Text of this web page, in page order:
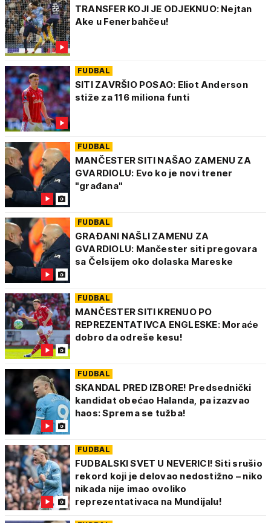
TRANSFER KOJI JE ODJEKNUO: Nejtan
Ake u Fenerbahčeu!
FUDBAL
SITI ZAVRŠIO POSAO: Eliot Anderson
stiže za 116 miliona funti
FUDBAL
MANČESTER SITI NAŠAO ZAMENU ZA
GVARDIOLU: Evo ko je novi trener
"građana"
FUDBAL
GRAĐANI NAŠLI ZAMENU ZA
GVARDIOLU: Mančester siti pregovara
sa Čelsijem oko dolaska Mareske
FUDBAL
MANČESTER SITI KRENUO PO
REPREZENTATIVCA ENGLESKE: Moraće
dobro da odreše kesu!
FUDBAL
SKANDAL PRED IZBORE! Predsednički
kandidat obećao Halanda, pa izazvao
haos: Sprema se tužba!
FUDBAL
FUDBALSKI SVET U NEVERICI! Siti srušio
rekord koji je delovao nedostižno – niko
nikada nije imao ovoliko
reprezentativaca na Mundijalu!